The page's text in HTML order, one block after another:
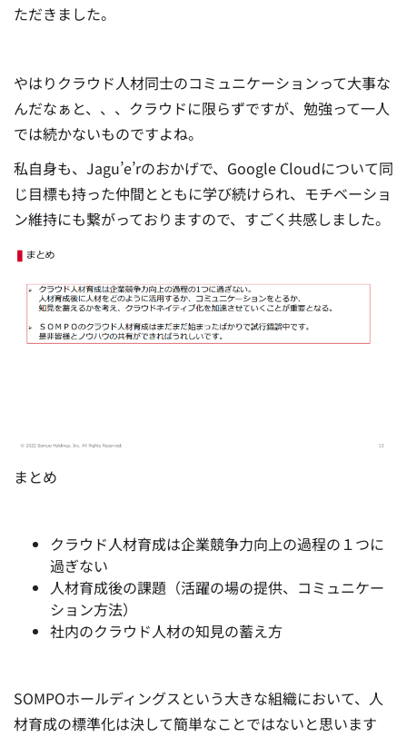
ただきました。
やはりクラウド人材同士のコミュニケーションって大事な
んだなぁと、、、クラウドに限らずですが、勉強って一人
では続かないものですよね。
私自身も、Jagu’e’rのおかげで、Google Cloudについて同
じ目標も持った仲間とともに学び続けられ、モチベーショ
ン維持にも繋がっておりますので、すごく共感しました。
まとめ
クラウド人材育成は企業競争力向上の過程の１つに
過ぎない
人材育成後の課題（活躍の場の提供、コミュニケー
ション方法）
社内のクラウド人材の知見の蓄え方
SOMPOホールディングスという大きな組織において、人
材育成の標準化は決して簡単なことではないと思います